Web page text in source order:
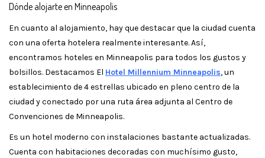
Dónde alojarte en Minneapolis
En cuanto al alojamiento, hay que destacar que la ciudad cuenta
con una oferta hotelera realmente interesante. Así,
encontramos hoteles en Minneapolis para todos los gustos y
bolsillos. Destacamos El Hotel Millennium Minneapolis, un
establecimiento de 4 estrellas ubicado en pleno centro de la
ciudad y conectado por una ruta área adjunta al Centro de
Convenciones de Minneapolis.
Es un hotel moderno con instalaciones bastante actualizadas.
Cuenta con habitaciones decoradas con muchísimo gusto,